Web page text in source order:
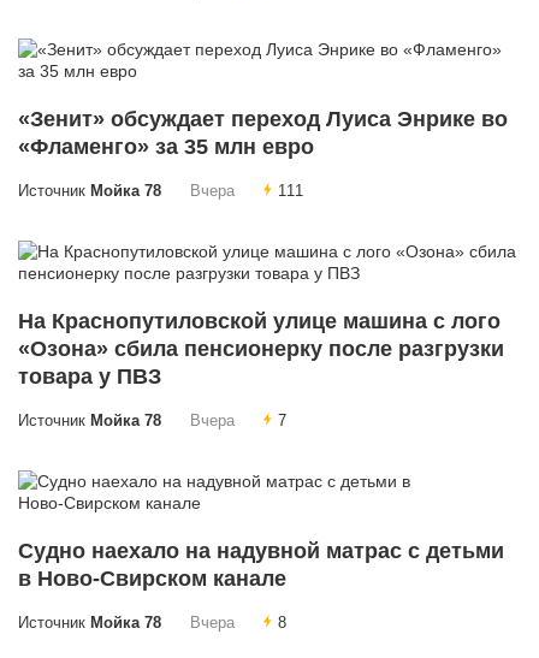
«Зенит» обсуждает переход Луиса Энрике во
«Фламенго» за 35 млн евро
Источник Мойка 78 Вчера 111
На Краснопутиловской улице машина с лого
«Озона» сбила пенсионерку после разгрузки
товара у ПВЗ
Источник Мойка 78 Вчера 7
Судно наехало на надувной матрас с детьми
в Ново‑Свирском канале
Источник Мойка 78 Вчера 8